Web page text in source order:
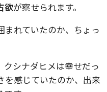
欲が察せられます。
まれていたのか、ちょっ
クシナダヒメは幸せだっ
を感じていたのか、出来